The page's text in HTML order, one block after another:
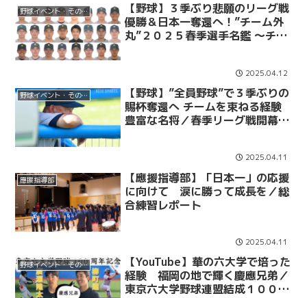
野球イベント・その他
【野球】３季ぶり悲願のリーグ戦
優勝＆日本一奪還へ！”チーム外
丸”２０２５春季選手名鑑 ～チー
2025.04.12
野球イベント・その他
【野球】”全員野球”で３季ぶりの
賜杯奪還へ チームを束ねる経験
豊富な名将／春季リーグ戦開幕直
2025.04.11
應援指導部
【應援指導部】「日本一」の応援
に向けて 涙に勝って成長を／総
合練習レポート
2025.04.11
野球イベント・その他
【YouTube】華の六大学で培った
経験 福岡の地で輝く慶應兄弟／
東京六大学野球連盟結成１００周